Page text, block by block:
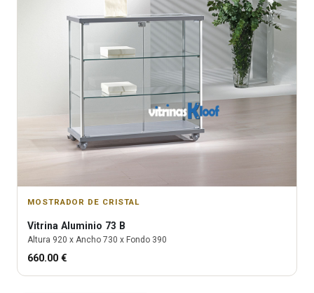
MOSTRADOR DE CRISTAL
Vitrina Aluminio 73 B
Altura 920 x Ancho 730 x Fondo 390
660.00 €